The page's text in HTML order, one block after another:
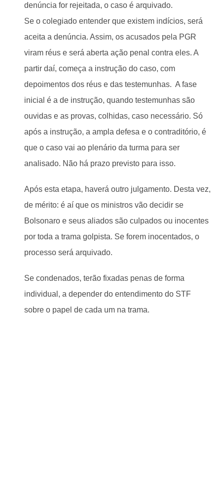
denúncia for rejeitada, o caso é arquivado.
Se o colegiado entender que existem indícios, será
aceita a denúncia. Assim, os acusados pela PGR
viram réus e será aberta ação penal contra eles. A
partir daí, começa a instrução do caso, com
depoimentos dos réus e das testemunhas. A fase
inicial é a de instrução, quando testemunhas são
ouvidas e as provas, colhidas, caso necessário. Só
após a instrução, a ampla defesa e o contraditório, é
que o caso vai ao plenário da turma para ser
analisado. Não há prazo previsto para isso.
Após esta etapa, haverá outro julgamento. Desta vez,
de mérito: é aí que os ministros vão decidir se
Bolsonaro e seus aliados são culpados ou inocentes
por toda a trama golpista. Se forem inocentados, o
processo será arquivado.
Se condenados, terão fixadas penas de forma
individual, a depender do entendimento do STF
sobre o papel de cada um na trama.